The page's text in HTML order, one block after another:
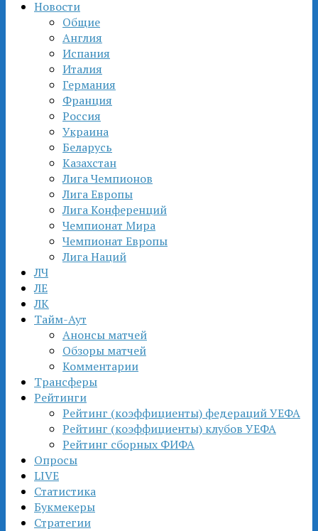
Новости
Общие
Англия
Испания
Италия
Германия
Франция
Россия
Украина
Беларусь
Казахстан
Лига Чемпионов
Лига Европы
Лига Конференций
Чемпионат Мира
Чемпионат Европы
Лига Наций
ЛЧ
ЛЕ
ЛК
Тайм-Аут
Анонсы матчей
Обзоры матчей
Комментарии
Трансферы
Рейтинги
Рейтинг (коэффициенты) федераций УЕФА
Рейтинг (коэффициенты) клубов УЕФА
Рейтинг сборных ФИФА
Опросы
LIVE
Статистика
Букмекеры
Стратегии